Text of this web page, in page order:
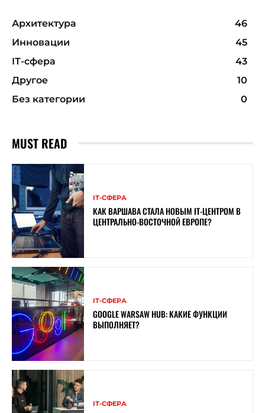
Архитектура
46
Инновации
45
ІТ-сфера
43
Другое
10
Без категории
0
MUST READ
ІТ-СФЕРА
КАК ВАРШАВА СТАЛА НОВЫМ IT-ЦЕНТРОМ В
ЦЕНТРАЛЬНО-ВОСТОЧНОЙ ЕВРОПЕ?
ІТ-СФЕРА
GOOGLE WARSAW HUB: КАКИЕ ФУНКЦИИ
ВЫПОЛНЯЕТ?
ІТ-СФЕРА